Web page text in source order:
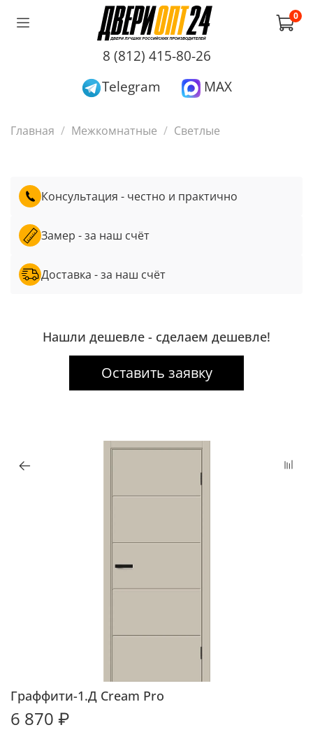
0
8 (812) 415-80-26
Telegram
MAX
Главная Межкомнатные Светлые
Консультация - честно и практично
Замер - за наш счёт
Доставка - за наш счёт
Нашли дешевле - сделаем дешевле!
Оставить заявку
Граффити-1.Д Cream Pro
6 870 ₽